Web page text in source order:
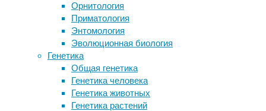
Орнитология
Приматология
Энтомология
Эволюционная биология
Генетика
Общая генетика
Генетика человека
Генетика животных
Генетика растений
мире
операция
человеку
сетчатки
глаза,
которая
Следите за новостями